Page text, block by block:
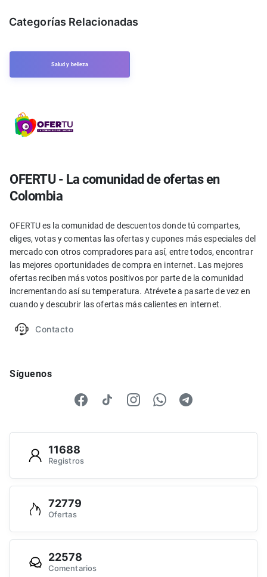
Categorías Relacionadas
Salud y belleza
OFERTU - La comunidad de ofertas en
Colombia
OFERTU es la comunidad de descuentos donde tú compartes,
eliges, votas y comentas las ofertas y cupones más especiales del
mercado con otros compradores para así, entre todos, encontrar
las mejores oportunidades de compra en internet. Las mejores
ofertas reciben más votos positivos por parte de la comunidad
incrementando así su temperatura. Atrévete a pasarte de vez en
cuando y descubrir las ofertas más calientes en internet.
Contacto
Síguenos
11688
Registros
72779
Ofertas
22578
Comentarios